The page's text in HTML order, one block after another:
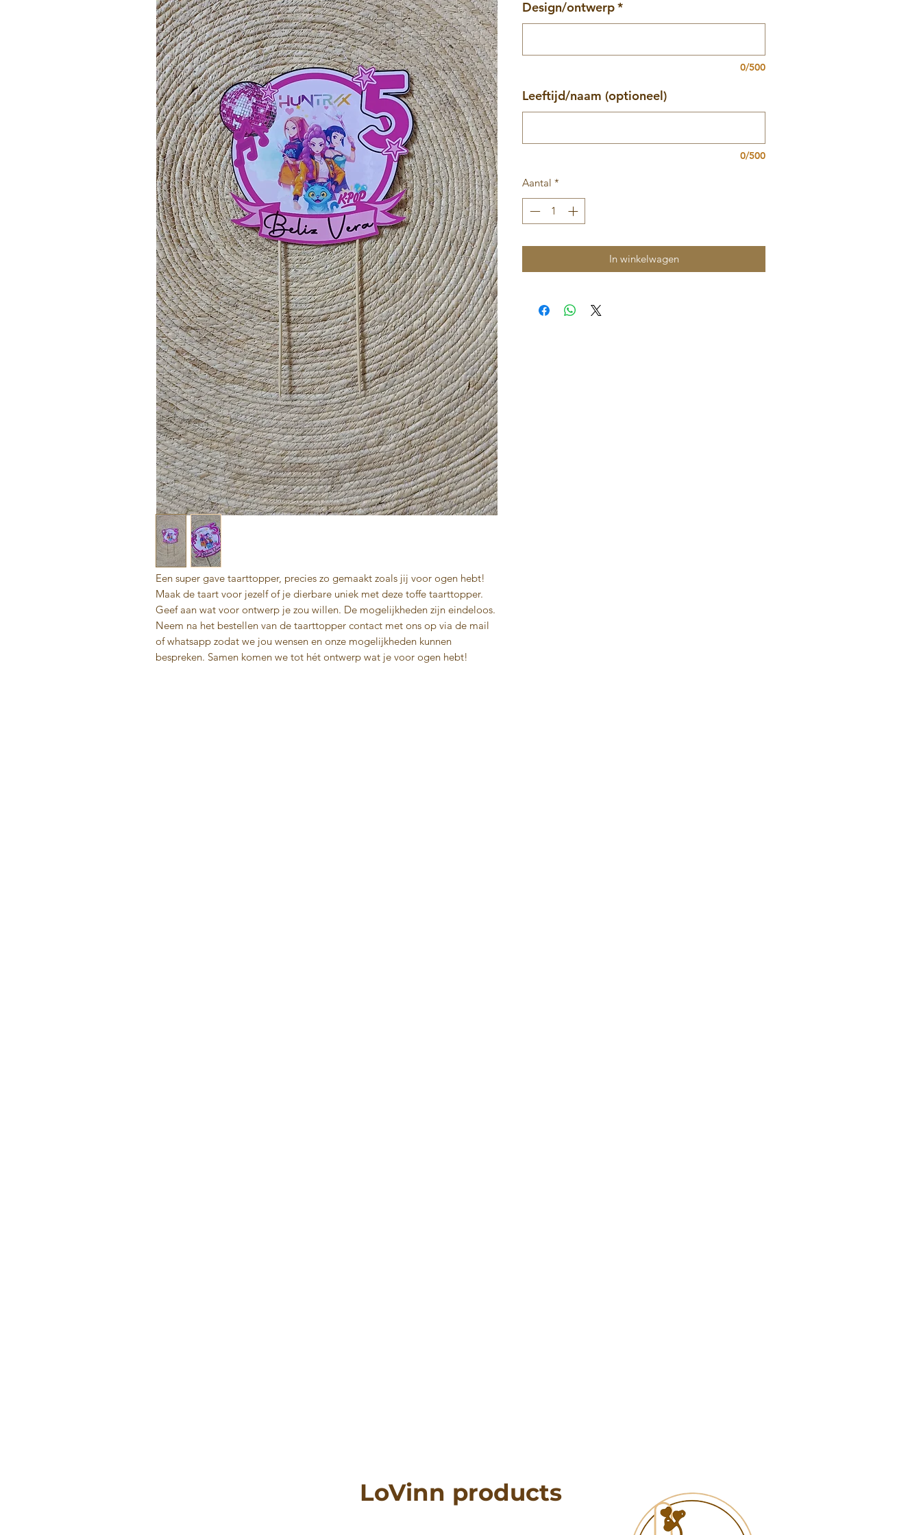
Een super gave taarttopper, precies zo gemaakt zoals jij voor ogen hebt!
Maak de taart voor jezelf of je dierbare uniek met deze toffe taarttopper.
Geef aan wat voor ontwerp je zou willen. De mogelijkheden zijn eindeloos.
Neem na het bestellen van de taarttopper contact met ons op via de mail
of whatsapp zodat we jou wensen en onze mogelijkheden kunnen
bespreken. Samen komen we tot hét ontwerp wat je voor ogen hebt!
Design/ontwerp*
0/500
Leeftijd/naam (optioneel)
0/500
Aantal *
In winkelwagen
LoVinn products